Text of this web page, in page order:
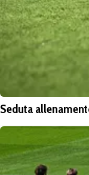
Seduta